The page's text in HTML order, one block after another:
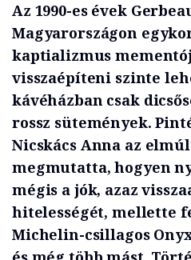
Az 1990-es évek
Magyarországon
kaptializmus
visszaépíteni szinte
kávéházban csak
rossz sütemények.
Nicskács Anna az
megmutatta, hogyen
mégis a jók, azaz
hitelességét, mellette
Michelin-csillagos